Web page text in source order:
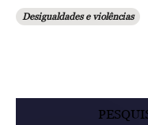
Desigualdades e violências